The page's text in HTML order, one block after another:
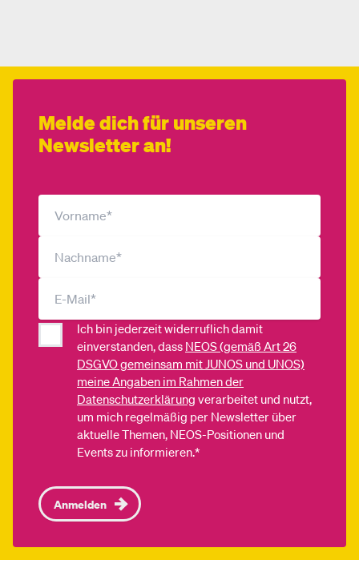
Melde dich für unseren
Newsletter an!
Ich bin jederzeit widerruflich damit
einverstanden, dass NEOS (gemäß Art 26
DSGVO gemeinsam mit JUNOS und UNOS)
meine Angaben im Rahmen der
Datenschutzerklärung verarbeitet und nutzt,
um mich regelmäßig per Newsletter über
aktuelle Themen, NEOS-Positionen und
Events zu informieren.*
Anmelden